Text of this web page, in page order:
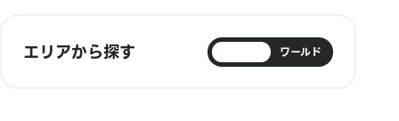
エリアから探す ワールド